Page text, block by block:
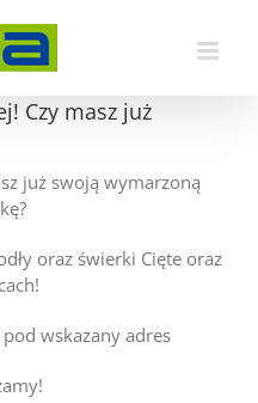
Czy masz już
już swoją wymarzoną
oraz świerki Cięte oraz
wskazany adres